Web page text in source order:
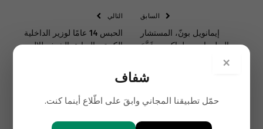
السابق
إيمانويل بونّ، المستشار
الدبلوماسي، لماكرون قَدَّمَ
التالي
الحبس 14 عامًا لوزير الداخلية
الكويتي السابق الشيخ طلال
×
شفاف
حمّل تطبيقنا المجاني وابقَ على اطّلاع أينما كنت.